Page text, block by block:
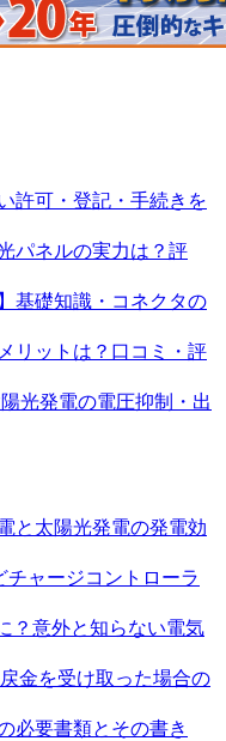
許可・登記・手続きを
パネルの実力は？評
基礎知識・コネクタの
リットは？口コミ・評
光発電の電圧抑制・出
と太陽光発電の発電効
チャージコントローラ
？意外と知らない電気
金を受け取った場合の
必要書類とその書き